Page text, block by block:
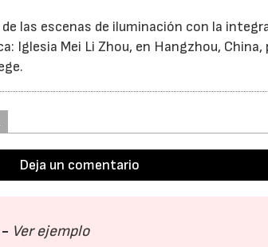
las escenas de iluminación con la
Iglesia Mei Li Zhou, en Hangzhou, China,
Deja un comentario
Ver ejemplo